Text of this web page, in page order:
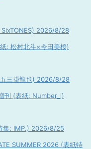
2026/8/28
: 松村北斗×今田美桜)
三掛龍也) 2026/8/28
刊 (表紙: Number_i)
集: IMP.) 2026/8/25
SUMMER 2026 (表紙特